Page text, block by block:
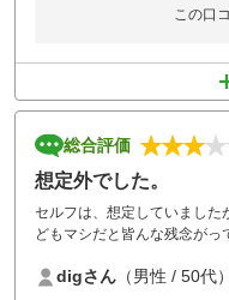
この口
総合評価
想定外でした。
セルフは、想定していました
どもマシだと皆んな残念が
digさん （男性 / 50代）